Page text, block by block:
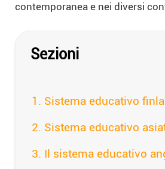
contemporanea e nei diversi
Sezioni
Sistema educativo
Sistema educativo
Il sistema educativo